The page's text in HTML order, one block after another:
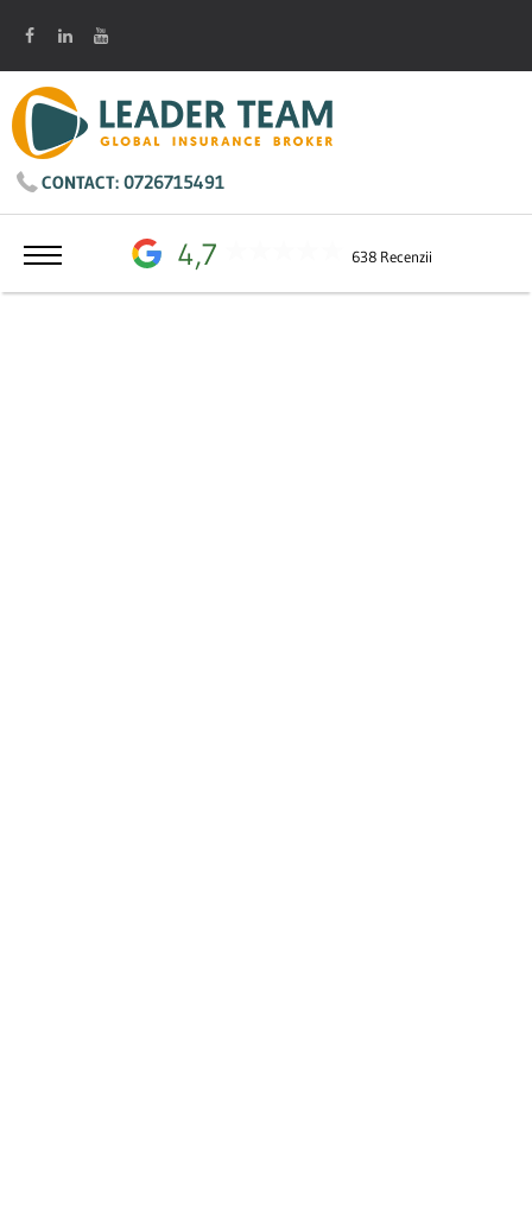
CONTACT: 0726715491
4,7 638 Recenzii